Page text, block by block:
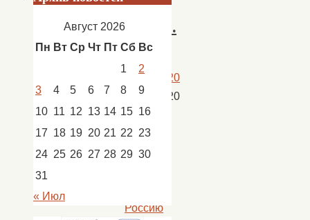
Днем
России.
13.06.2020
13.06.2020
Новости
новости
Успенка
Россию
Август 2026
Пн Вт Ср Чт Пт Сб Вс
1
2
3
4 5 6 7 8
9
10 11 12 13 14 15 16
17 18 19 20 21 22 23
24 25 26 27 28 29 30
31
« Июл